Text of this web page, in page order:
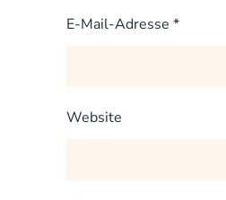
E-Mail-Adresse *
Website